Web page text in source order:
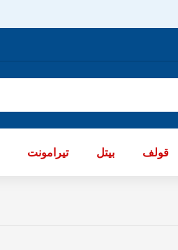
تيرامونت بيتل قولف